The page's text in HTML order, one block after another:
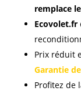
remplace
Ecovolet.fr
Prix réduit
Garantie
Profitez de